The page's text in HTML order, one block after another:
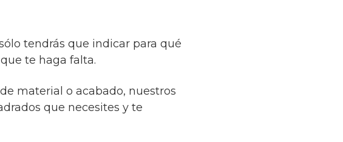
tendrás que indicar para qué
te haga falta.
material o acabado, nuestros
que necesites y te